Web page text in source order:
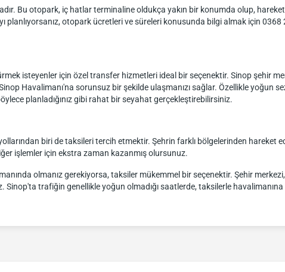
Bu otopark, iç hatlar terminaline oldukça yakın bir konumda olup, hareketi
planlıyorsanız, otopark ücretleri ve süreleri konusunda bilgi almak için
isteyenler için özel transfer hizmetleri ideal bir seçenektir. Sinop şehir
Havalimanı'na sorunsuz bir şekilde ulaşmanızı sağlar. Özellikle yoğun
planladığınız gibi rahat bir seyahat gerçekleştirebilirsiniz.
biri de taksileri tercih etmektir. Şehrin farklı bölgelerinden hareket
işlemler için ekstra zaman kazanmış olursunuz.
olmanız gerekiyorsa, taksiler mükemmel bir seçenektir. Şehir
trafiğin genellikle yoğun olmadığı saatlerde, taksilerle havalimanına